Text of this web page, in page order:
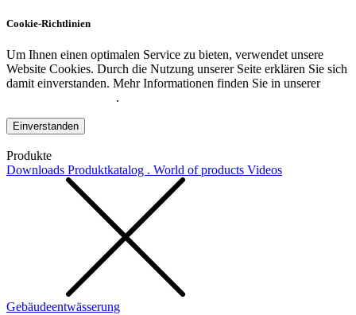
Cookie-Richtlinien
Um Ihnen einen optimalen Service zu bieten, verwendet unsere
Website Cookies. Durch die Nutzung unserer Seite erklären Sie sich
damit einverstanden. Mehr Informationen finden Sie in unserer
.
Einverstanden
Produkte
Downloads Produktkatalog . World of products Videos
Gebäudeentwässerung